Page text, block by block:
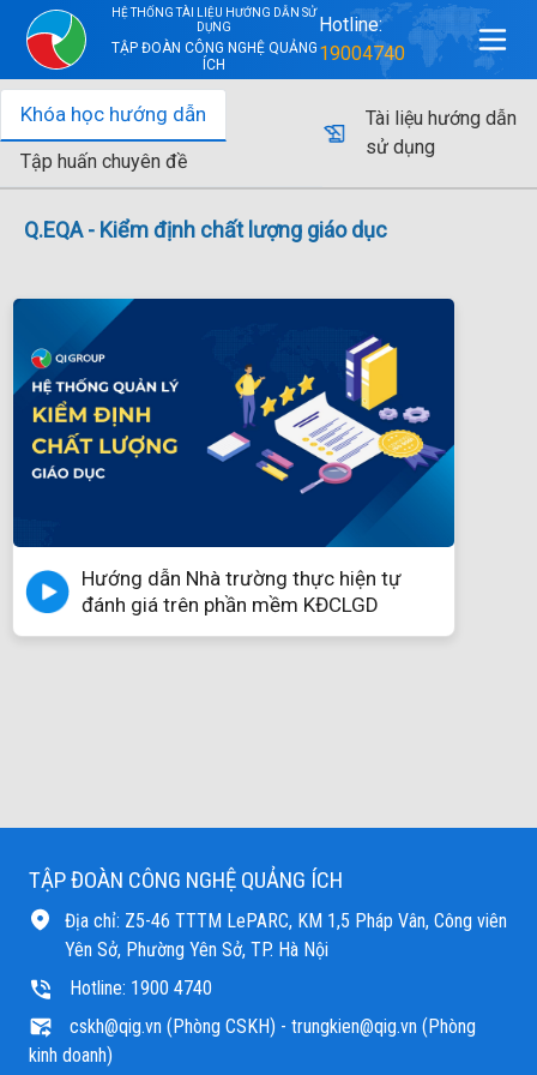
HỆ THỐNG TÀI LIỆU HƯỚNG DẪN SỬ
DỤNG
TẬP ĐOÀN CÔNG NGHỆ QUẢNG
ÍCH
Hotline:
19004740
Khóa học hướng dẫn
Tập huấn chuyên đề
Tài liệu hướng dẫn
sử dụng
Q.EQA - Kiểm định chất lượng giáo dục
Hướng dẫn Nhà trường thực hiện tự
đánh giá trên phần mềm KĐCLGD
TẬP ĐOÀN CÔNG NGHỆ QUẢNG ÍCH
Địa chỉ: Z5-46 TTTM LePARC, KM 1,5 Pháp Vân, Công viên
Yên Sở, Phường Yên Sở, TP. Hà Nội
Hotline: 1900 4740
cskh@qig.vn (Phòng CSKH) - trungkien@qig.vn (Phòng
kinh doanh)